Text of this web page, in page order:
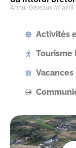
Arthur Geveaux avril
Activités
Tourisme